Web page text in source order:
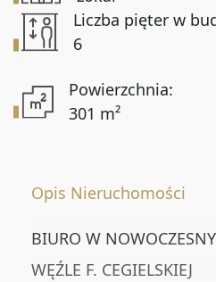
DODATKOWE OPCJE
Liczba pięter w
6
Powierzchnia:
301 m²
Opis Nieruchomości
BIURO W
WĘŹLE F. CEGIELSKIEJ